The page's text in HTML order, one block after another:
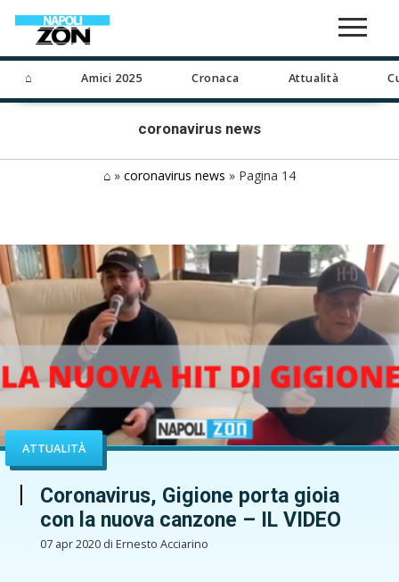
⌂ Amici 2025 Cronaca Attualità
coronavirus news
⌂ » coronavirus news » Pagina 14
ATTUALITÀ
Coronavirus, Gigione porta gioia
con la nuova canzone – IL VIDEO
07 apr 2020 di Ernesto Acciarino